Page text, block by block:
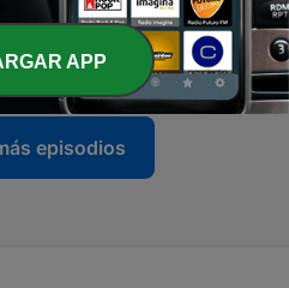
- 18 sep 2012
episodios
APP